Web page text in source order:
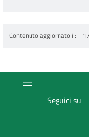
Contenuto aggiornato il
Seguici su